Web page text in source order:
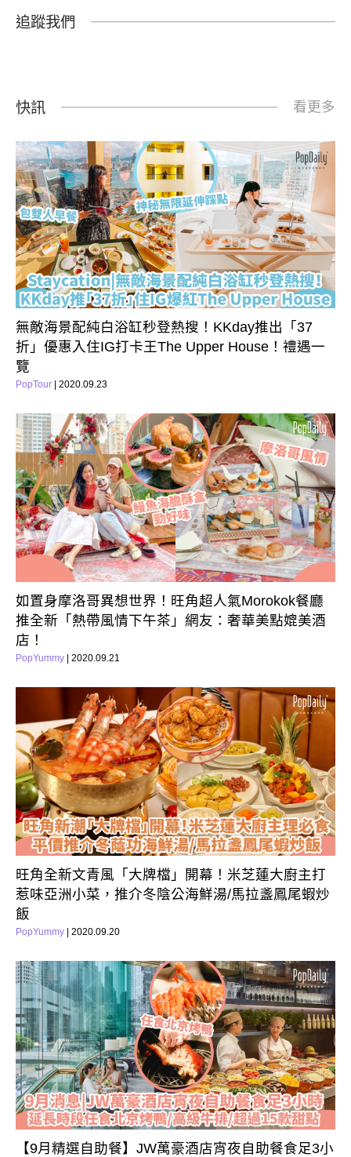
追蹤我們
快訊 看更多
無敵海景配純白浴缸秒登熱搜！KKday推出「37
折」優惠入住IG打卡王The Upper House！禮遇一
覽
PopTour | 2020.09.23
如置身摩洛哥異想世界！旺角超人氣Morokok餐廳
推全新「熱帶風情下午茶」網友：奢華美點媲美酒
店！
PopYummy | 2020.09.21
旺角全新文青風「大牌檔」開幕！米芝蓮大廚主打
惹味亞洲小菜，推介冬陰公海鮮湯/馬拉盞鳳尾蝦炒
飯
PopYummy | 2020.09.20
【9月精選自助餐】JW萬豪酒店宵夜自助餐食足3小